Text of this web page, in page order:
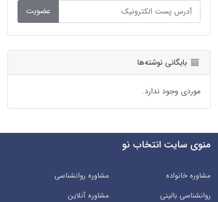
عضویت
بایگانی نوشته‌ها
موردی وجود ندارد.
منوی سایت انتخاب نو
مشاوره خانواده
مشاوره روانشناسی
روانشناسی بالینی
مشاوره آنلاین